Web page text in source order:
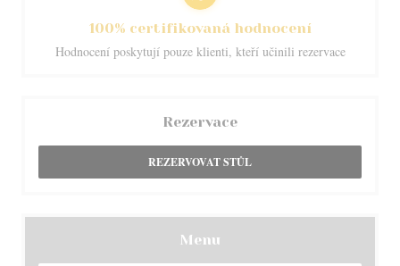
100% certifikovaná hodnocení
Hodnocení poskytují pouze klienti, kteří učinili rezervace
Rezervace
REZERVOVAT STŮL
Menu